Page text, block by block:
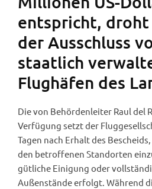
entspricht, droht
der Ausschluss
staatlich
Flughäfen des
Die von Behördenleiter Raul del
Verfügung setzt der
Tagen nach Erhalt des
den betroffenen Standorten
gütliche Einigung oder
Außenstände erfolgt. Während